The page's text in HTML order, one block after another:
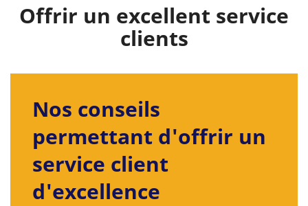
Offrir un excellent service
clients
Nos conseils
permettant d'offrir un
service client
d'excellence